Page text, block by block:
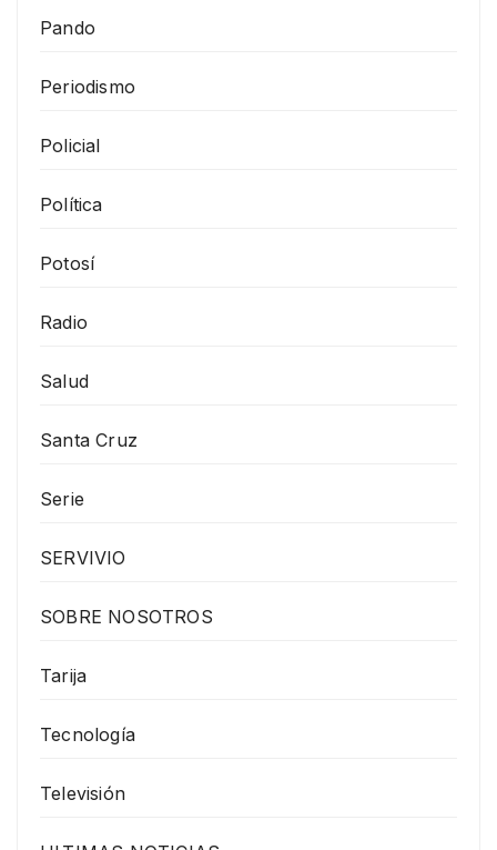
Pando
Periodismo
Policial
Política
Potosí
Radio
Salud
Santa Cruz
Serie
SERVIVIO
SOBRE NOSOTROS
Tarija
Tecnología
Televisión